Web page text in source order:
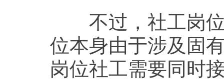
不过，社工岗位
位本身由于涉及固
岗位社工需要同时